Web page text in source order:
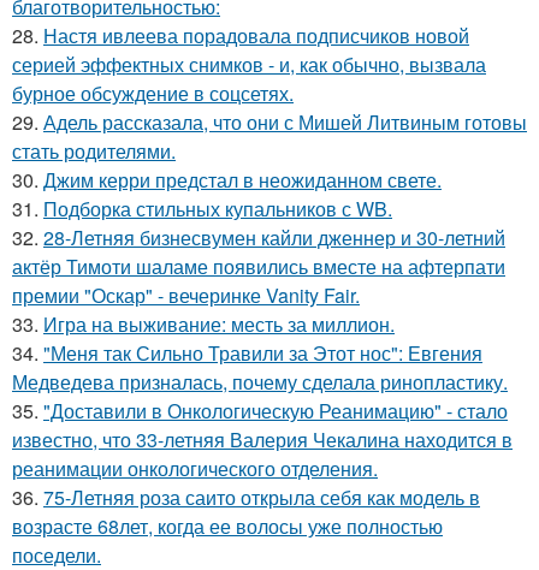
благотворительностью:
28. Настя ивлеева порадовала подписчиков новой
серией эффектных снимков - и, как обычно, вызвала
бурное обсуждение в соцсетях.
29. Адель рассказала, что они с Мишей Литвиным готовы
стать родителями.
30. Джим керри предстал в неожиданном свете.
31. Подборка стильных купальников с WB.
32. 28-Летняя бизнесвумен кайли дженнер и 30-летний
актёр Тимоти шаламе появились вместе на афтерпати
премии "Оскар" - вечеринке Vanity Fair.
33. Игра на выживание: месть за миллион.
34. "Меня так Сильно Травили за Этот нос": Евгения
Медведева призналась, почему сделала ринопластику.
35. "Доставили в Онкологическую Реанимацию" - стало
известно, что 33-летняя Валерия Чекалина находится в
реанимации онкологического отделения.
36. 75-Летняя роза саито открыла себя как модель в
возрасте 68лет, когда ее волосы уже полностью
поседели.